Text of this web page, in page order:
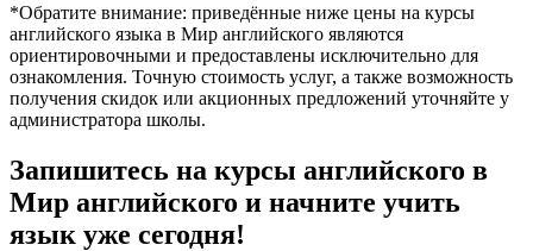
*Обратите внимание: приведённые ниже цены на курсы
английского языка в Мир английского являются
ориентировочными и предоставлены исключительно для
ознакомления. Точную стоимость услуг, а также возможность
получения скидок или акционных предложений уточняйте у
администратора школы.
Запишитесь на курсы английского в
Мир английского и начните учить
язык уже сегодня!